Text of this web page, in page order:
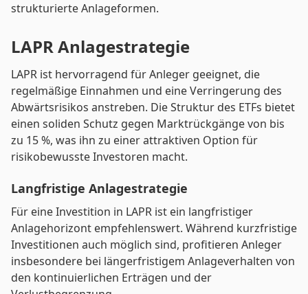
strukturierte Anlageformen.
LAPR Anlagestrategie
LAPR ist hervorragend für Anleger geeignet, die
regelmäßige Einnahmen und eine Verringerung des
Abwärtsrisikos anstreben. Die Struktur des ETFs bietet
einen soliden Schutz gegen Marktrückgänge von bis
zu 15 %, was ihn zu einer attraktiven Option für
risikobewusste Investoren macht.
Langfristige Anlagestrategie
Für eine Investition in LAPR ist ein langfristiger
Anlagehorizont empfehlenswert. Während kurzfristige
Investitionen auch möglich sind, profitieren Anleger
insbesondere bei längerfristigem Anlageverhalten von
den kontinuierlichen Erträgen und der